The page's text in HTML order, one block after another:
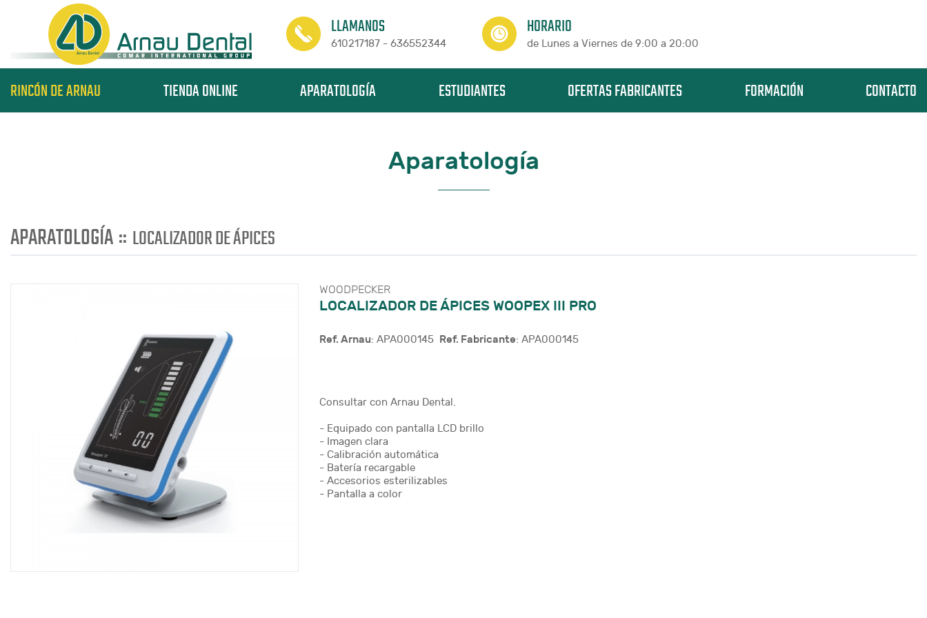
LLAMANOS
610217187 - 636552344
HORARIO
de Lunes a Viernes de 9:00 a 20:00
RINCÓN DE ARNAU TIENDA ONLINE APARATOLOGÍA ESTUDIANTES OFERTAS FABRICANTES FORMACIÓN CONTACTO
Aparatología
APARATOLOGÍA :: LOCALIZADOR DE ÁPICES
WOODPECKER
LOCALIZADOR DE ÁPICES WOOPEX III PRO
Ref. Arnau: APA000145 Ref. Fabricante: APA000145
Consultar con Arnau Dental.
- Equipado con pantalla LCD brillo
- Imagen clara
- Calibración automática
- Batería recargable
- Accesorios esterilizables
- Pantalla a color